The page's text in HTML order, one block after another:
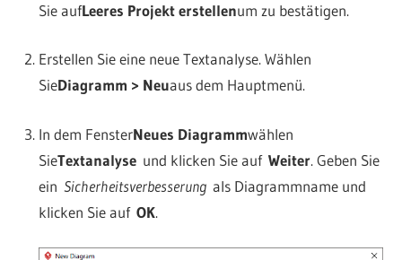
Sie aufLeeres Projekt erstellenum zu bestätigen.
Erstellen Sie eine neue Textanalyse. Wählen
SieDiagramm > Neuaus dem Hauptmenü.
In dem FensterNeues Diagrammwählen
SieTextanalyseund klicken Sie auf Weiter. Geben Sie
ein Sicherheitsverbesserungals Diagrammname und
klicken Sie auf OK.